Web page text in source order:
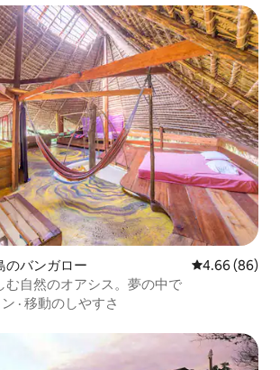
のバンガロー レビュー86件
4.66 (86)
む自然のオアシス。夢の中で
· 移動のしやすさ